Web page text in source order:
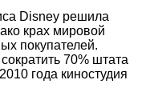
Disney решила
крах мировой
покупателей.
70% штата
года киностудия